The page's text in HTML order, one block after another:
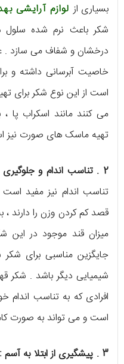
بسیاری ازلوازم آرایشی
شکر باعث نرم شده
درخشان و شفاف می سازد .
خاصیت آبرسانی داشته و
است از این نوع شکر برای
می کنند مانند اسکراب
تهیه ماسک های صورت نیز
2 . تناسب اندام و جلوگیری از اضافه وزن :
تناسب اندام نیز مفید
قصد کم کردن وزن را دارند
میزان قند موجود در این
جایگزین مناسبی برای
شیمیایی دیگر باشد . شکر
افرادی که به تناسب
است و می تواند به صورت
3 . پیشگیری از ابتلا به آسم :